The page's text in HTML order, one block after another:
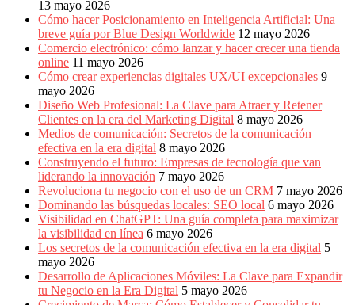
13 mayo 2026
Cómo hacer Posicionamiento en Inteligencia Artificial: Una
breve guía por Blue Design Worldwide 12 mayo 2026
Comercio electrónico: cómo lanzar y hacer crecer una tienda
online 11 mayo 2026
Cómo crear experiencias digitales UX/UI excepcionales 9
mayo 2026
Diseño Web Profesional: La Clave para Atraer y Retener
Clientes en la era del Marketing Digital 8 mayo 2026
Medios de comunicación: Secretos de la comunicación
efectiva en la era digital 8 mayo 2026
Construyendo el futuro: Empresas de tecnología que van
liderando la innovación 7 mayo 2026
Revoluciona tu negocio con el uso de un CRM 7 mayo 2026
Dominando las búsquedas locales: SEO local 6 mayo 2026
Visibilidad en ChatGPT: Una guía completa para maximizar
la visibilidad en línea 6 mayo 2026
Los secretos de la comunicación efectiva en la era digital 5
mayo 2026
Desarrollo de Aplicaciones Móviles: La Clave para Expandir
tu Negocio en la Era Digital 5 mayo 2026